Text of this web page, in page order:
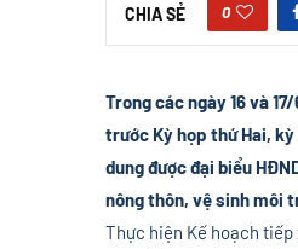
CHIA SẺ 0
Trong các ngày 16 và
trước Kỳ họp thứ Hai,
dung được đại biểu
nông thôn, vệ sinh môi
Thực hiện Kế hoạch tiếp